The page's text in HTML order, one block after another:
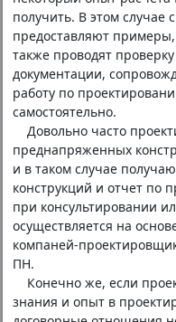
получить. В этом случае
предоставляют
также проводят
документации,
работу по
самостоятельно.
Довольно часто
преднапряженных
и в таком случае
конструкций и отчет по
при консультировании
осуществляется на
компаней-
ПН.
Конечно же, если
знания и опыт в